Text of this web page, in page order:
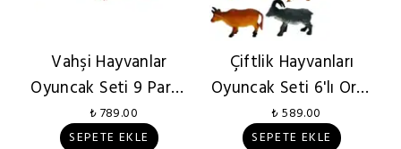
Vahşi Hayvanlar
Oyuncak Seti 9 Parça
Poşetli
₺ 789.00
SEPETE EKLE
Çiftlik Hayvanları
Oyuncak Seti 6'lı Orta
Boy
₺ 589.00
SEPETE EKLE